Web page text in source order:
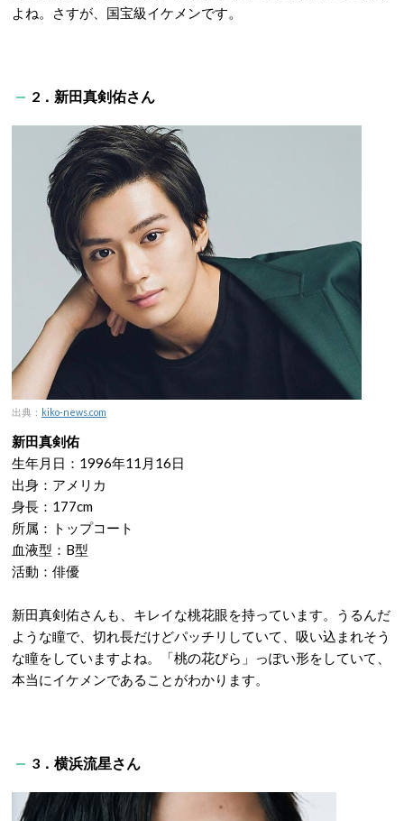
よね。さすが、国宝級イケメンです。
2．新田真剣佑さん
出典： kiko-news.com
新田真剣佑
生年月日：1996年11月16日
出身：アメリカ
身長：177cm
所属：トップコート
血液型：B型
活動：俳優
新田真剣佑さんも、キレイな桃花眼を持っています。うるんだ
ような瞳で、切れ長だけどパッチリしていて、吸い込まれそう
な瞳をしていますよね。「桃の花びら」っぽい形をしていて、
本当にイケメンであることがわかります。
3．横浜流星さん